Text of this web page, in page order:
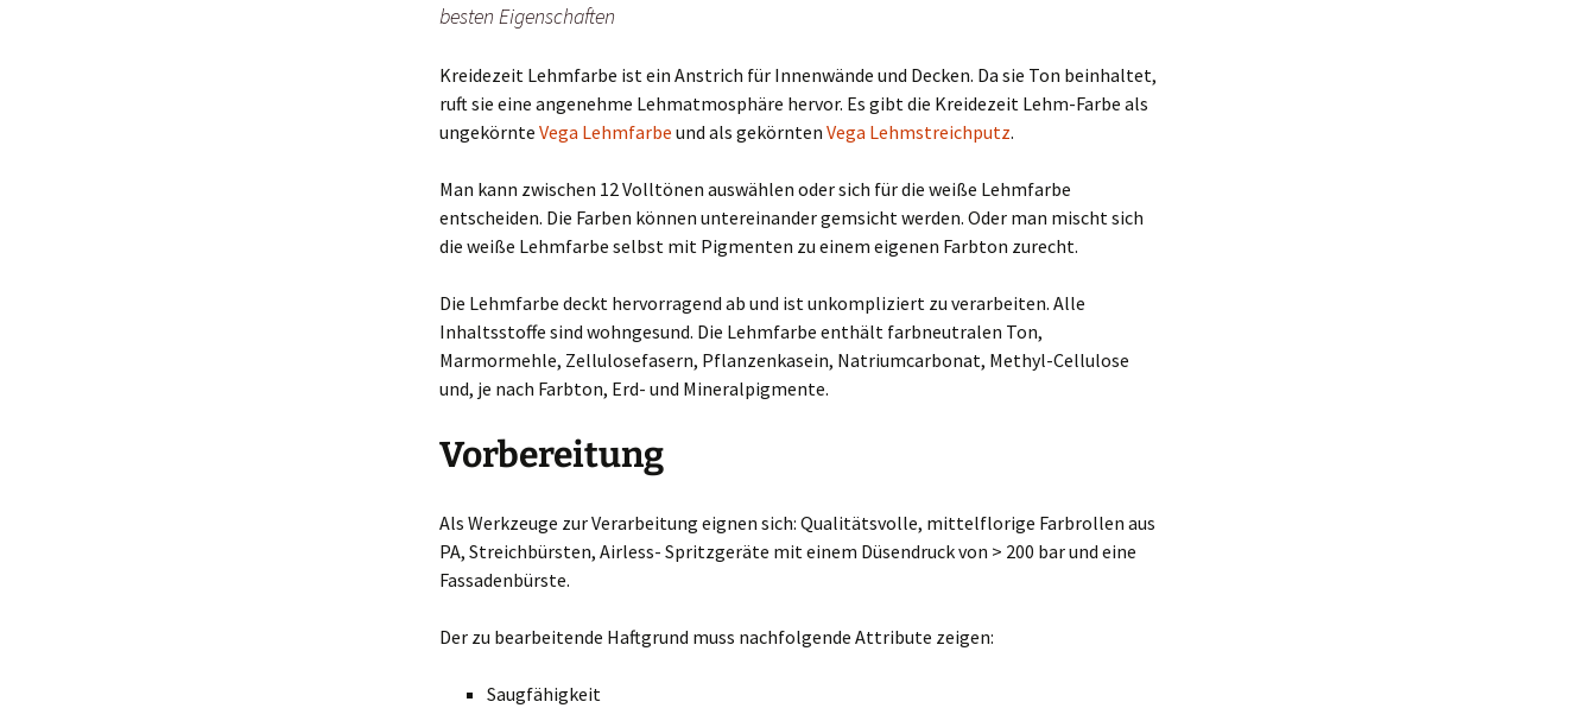
besten Eigenschaften
Kreidezeit Lehmfarbe ist ein Anstrich für Innenwände und Decken. Da sie Ton beinhaltet,
ruft sie eine angenehme Lehmatmosphäre hervor. Es gibt die Kreidezeit Lehm-Farbe als
ungekörnte Vega Lehmfarbe und als gekörnten Vega Lehmstreichputz.
Man kann zwischen 12 Volltönen auswählen oder sich für die weiße Lehmfarbe
entscheiden. Die Farben können untereinander gemsicht werden. Oder man mischt sich
die weiße Lehmfarbe selbst mit Pigmenten zu einem eigenen Farbton zurecht.
Die Lehmfarbe deckt hervorragend ab und ist unkompliziert zu verarbeiten. Alle
Inhaltsstoffe sind wohngesund. Die Lehmfarbe enthält farbneutralen Ton,
Marmormehle, Zellulosefasern, Pflanzenkasein, Natriumcarbonat, Methyl-Cellulose
und, je nach Farbton, Erd- und Mineralpigmente.
Vorbereitung
Als Werkzeuge zur Verarbeitung eignen sich: Qualitätsvolle, mittelflorige Farbrollen aus
PA, Streichbürsten, Airless- Spritzgeräte mit einem Düsendruck von > 200 bar und eine
Fassadenbürste.
Der zu bearbeitende Haftgrund muss nachfolgende Attribute zeigen:
Saugfähigkeit